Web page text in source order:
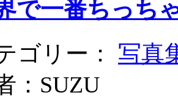
で一番ちっ
ゴリー： 写真
：SUZU